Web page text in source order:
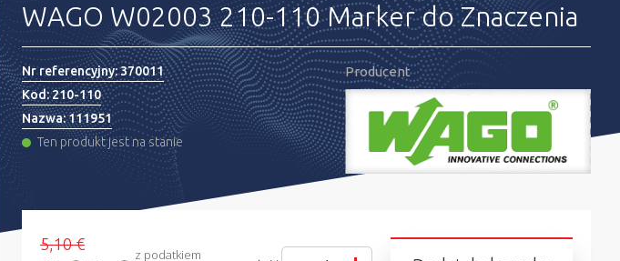
WAGO W02003 210-110 Marker do Znaczenia
Nr referencyjny:370011
Kod:210-110
Nazwa:111951
Ten produkt jest na stanie
Producent
5,10 €
z podatkiem